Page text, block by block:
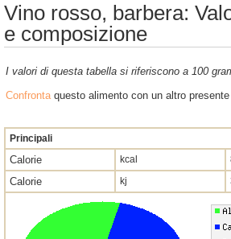
Vino rosso, barbera:
e composizione
I valori di questa tabella si riferiscono a 100
Confrontaquesto alimento con un altro
Principali
Calorie kcal
Calorie kj